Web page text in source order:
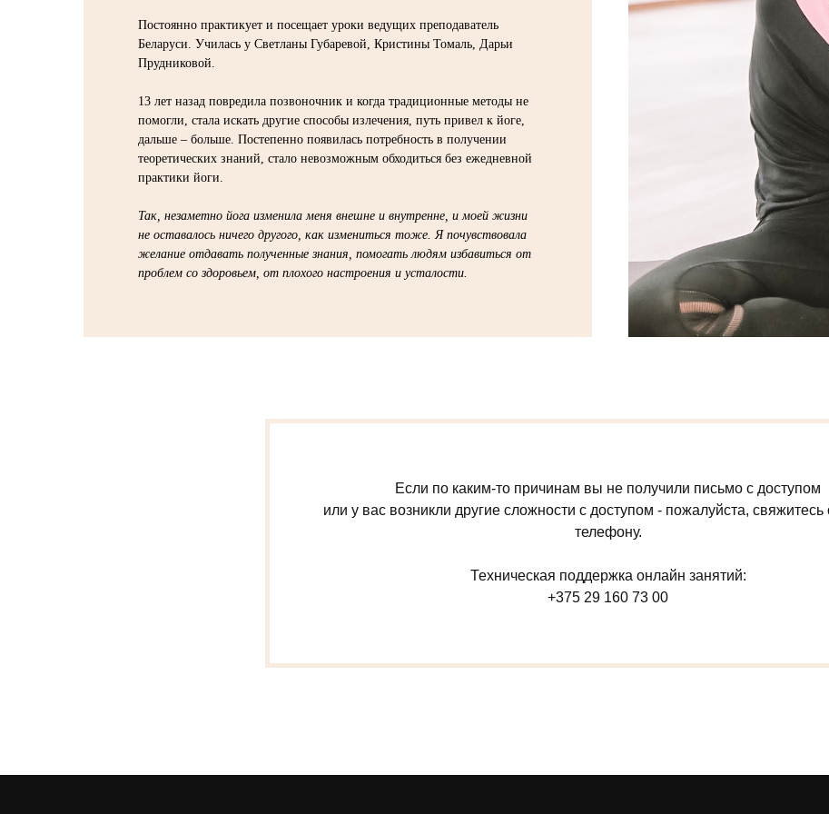
Постоянно практикует и посещает уроки ведущих преподаватель
Беларуси. Училась у Светланы Губаревой, Кристины Томаль, Дарьи
Прудниковой.
13 лет назад повредила позвоночник и когда традиционные методы не
помогли, стала искать другие способы излечения, путь привел к йоге,
дальше – больше. Постепенно появилась потребность в получении
теоретических знаний, стало невозможным обходиться без ежедневной
практики йоги.
Так, незаметно йога изменила меня внешне и внутренне, и моей жизни
не оставалось ничего другого, как измениться тоже. Я почувствовала
желание отдавать полученные знания, помогать людям избавиться от
проблем со здоровьем, от плохого настроения и усталости.
Если по каким-то причинам вы не получили письмо с доступом
или у вас возникли другие сложности с доступом - пожалуйста,
телефону.
Техническая поддержка онлайн занятий:
+375 29 160 73 00